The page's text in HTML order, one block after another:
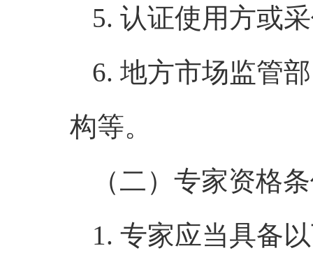
5. 认证使用方或
6. 地方市场监管
构等。
（二）专家资格
1. 专家应当具备